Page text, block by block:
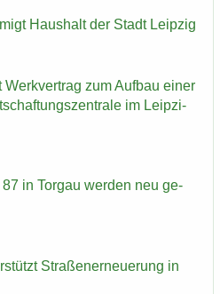
Haus­halt der Stadt Leip­zig
zum Auf­bau einer
im Leip­zi­
in Tor­gau wer­den neu ge­
Stra­ßen­er­neue­rung in